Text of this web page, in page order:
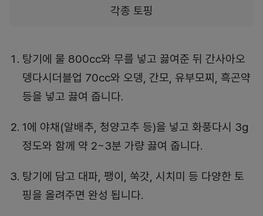
각종 토핑
탕기에 물 800cc와 무를 넣고 끓여준 뒤 간사아오
뎅다시더블업 70cc와 오뎅, 간모, 유부모찌, 흑곤약
등을 넣고 끓여 줍니다.
1에 야채(알배추, 청양고추 등)을 넣고 화풍다시 3g
정도와 함께 약 2~3분 가량 끓여 줍니다.
탕기에 담고 대파, 팽이, 쑥갓, 시치미 등 다양한 토
핑을 올려주면 완성 됩니다.